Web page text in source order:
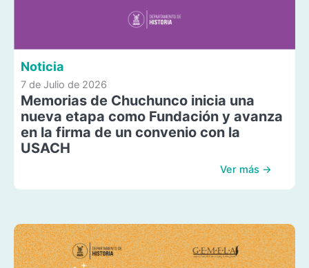
Noticia
7 de Julio de 2026
Memorias de Chuchunco inicia una
nueva etapa como Fundación y avanza
en la firma de un convenio con la
USACH
Ver más →